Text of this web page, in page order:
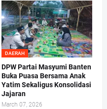
DAERAH
DPW Partai Masyumi Banten
Buka Puasa Bersama Anak
Yatim Sekaligus Konsolidasi
Jajaran
March 07, 2026